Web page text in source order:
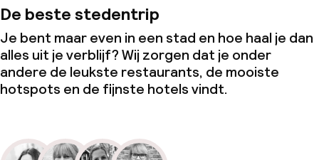
Conferentieruimte
Vergaderruimte
Overal rookvrij
De beste stedentrip
Je bent maar even in een stad en hoe haal je dan
alles uit je verblijf? Wij zorgen dat je onder
andere de leukste restaurants, de mooiste
hotspots en de fijnste hotels vindt.